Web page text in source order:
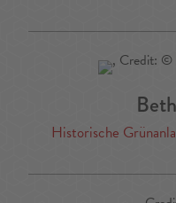
Historische